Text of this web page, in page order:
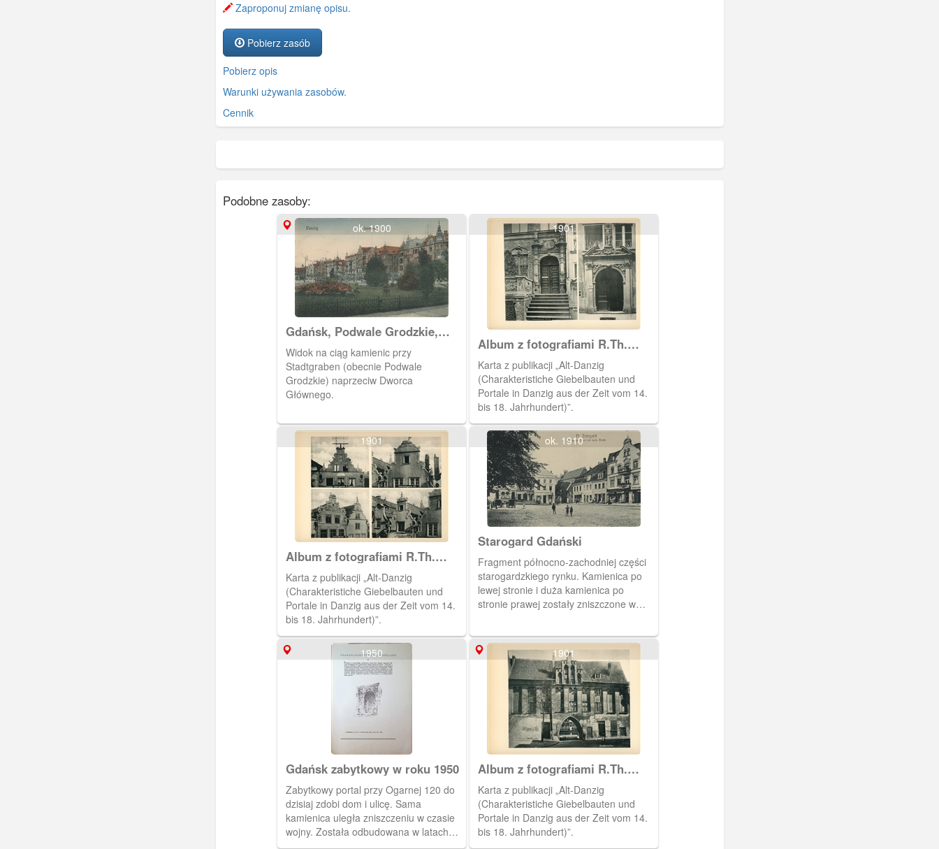
Zaproponuj zmianę opisu.
Pobierz zasób
Pobierz opis
Warunki używania zasobów.
Cennik
Podobne zasoby:
ok. 1900
Gdańsk, Podwale Grodzkie,
Stadtgraben
Widok na ciąg kamienic przy
Stadtgraben (obecnie Podwale
Grodzkie) naprzeciw Dworca
Głównego.
1901
Album z fotografiami R.Th.
Kuhna
Karta z publikacji „Alt-Danzig
(Charakteristiche Giebelbauten und
Portale in Danzig aus der Zeit vom 14.
bis 18. Jahrhundert)”.
1901
Album z fotografiami R.Th.
Kuhna
Karta z publikacji „Alt-Danzig
(Charakteristiche Giebelbauten und
Portale in Danzig aus der Zeit vom 14.
bis 18. Jahrhundert)”.
ok. 1910
Starogard Gdański
Fragment północno-zachodniej części
starogardzkiego rynku. Kamienica po
lewej stronie i duża kamienica po
stronie prawej zostały zniszczone w
1950
Gdańsk zabytkowy w roku 1950
Zabytkowy portal przy Ogarnej 120 do
dzisiaj zdobi dom i ulicę. Sama
kamienica uległa zniszczeniu w czasie
wojny. Została odbudowana w latach
50. XX wieku.
1901
Album z fotografiami R.Th.
Kuhna
Karta z publikacji „Alt-Danzig
(Charakteristiche Giebelbauten und
Portale in Danzig aus der Zeit vom 14.
bis 18. Jahrhundert)”.